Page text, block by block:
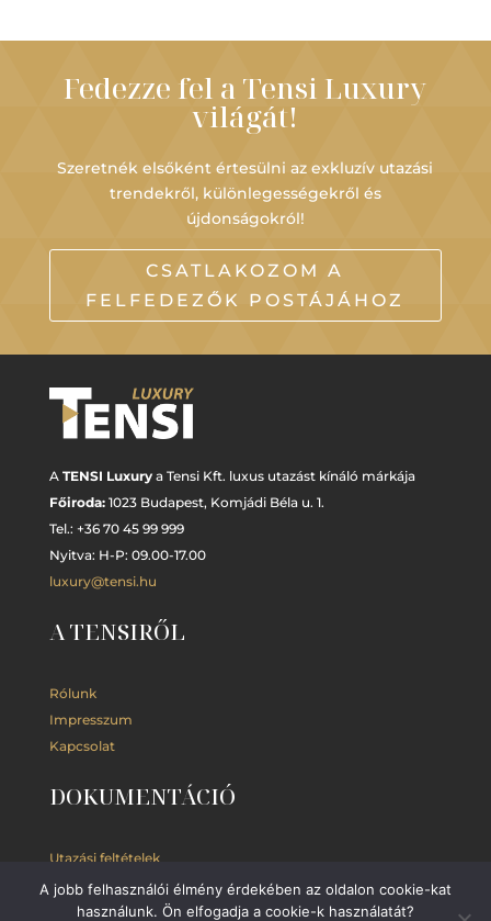
Fedezze fel a Tensi Luxury
világát!
Szeretnék elsőként értesülni az exkluzív utazási
trendekről, különlegességekről és
újdonságokról!
CSATLAKOZOM A
FELFEDEZŐK POSTÁJÁHOZ
A TENSI Luxurya Tensi Kft. luxus utazást kínáló márkája
Főiroda: 1023 Budapest, Komjádi Béla u. 1.
Tel.: +36 70 45 99 999
Nyitva: H-P: 09.00-17.00
luxury@tensi.hu
A TENSIRŐL
Rólunk
Impresszum
Kapcsolat
DOKUMENTÁCIÓ
Utazási feltételek
Adatkezelésitájékoztató
Kedvezmények
A jobb felhasználói élmény érdekében az oldalon cookie-kat
használunk. Ön elfogadja a cookie-k használatát?